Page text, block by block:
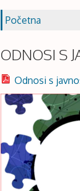
Početna
ODNOSI S
Odnosi s